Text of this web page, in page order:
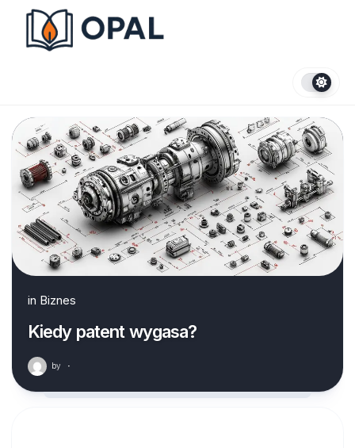
content
in Biznes
Kiedy patent wygasa?
by ·